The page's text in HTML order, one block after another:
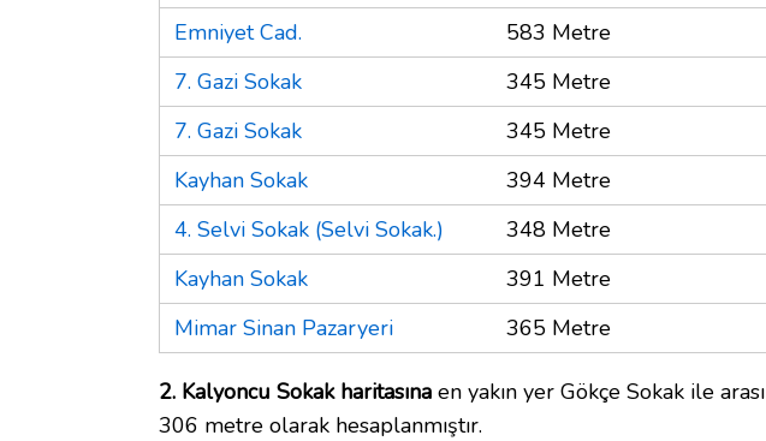
Emniyet Cad.
583 Metre
7. Gazi Sokak
345 Metre
7. Gazi Sokak
345 Metre
Kayhan Sokak
394 Metre
4. Selvi Sokak (Selvi Sokak.)
348 Metre
Kayhan Sokak
391 Metre
Mimar Sinan Pazaryeri
365 Metre
2. Kalyoncu Sokak haritasına en yakın yer Gökçe Sokak ile arası
306 metre olarak hesaplanmıştır.